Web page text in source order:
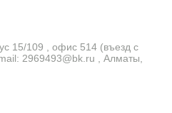
15/109 , офис 514 (въезд с
2969493@bk.ru , Алматы,